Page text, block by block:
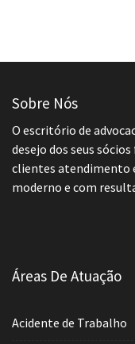
Sobre Nós
O escritório de
desejo dos seus
clientes atendimento
moderno e com
Áreas De Atuação
Acidente de Trabalho